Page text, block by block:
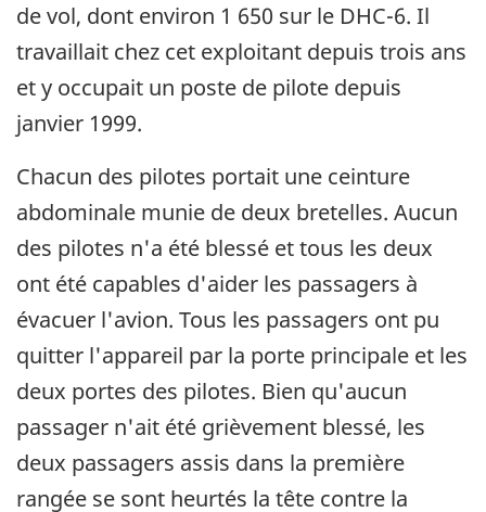
de vol, dont environ 1 650 sur le DHC-6. Il
travaillait chez cet exploitant depuis trois ans
et y occupait un poste de pilote depuis
janvier 1999.
Chacun des pilotes portait une ceinture
abdominale munie de deux bretelles. Aucun
des pilotes n'a été blessé et tous les deux
ont été capables d'aider les passagers à
évacuer l'avion. Tous les passagers ont pu
quitter l'appareil par la porte principale et les
deux portes des pilotes. Bien qu'aucun
passager n'ait été grièvement blessé, les
deux passagers assis dans la première
rangée se sont heurtés la tête contre la